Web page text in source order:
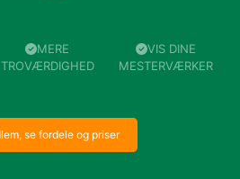
MERE
TROVÆRDIGHED
VIS DINE
MESTERVÆRKER
se fordele og priser